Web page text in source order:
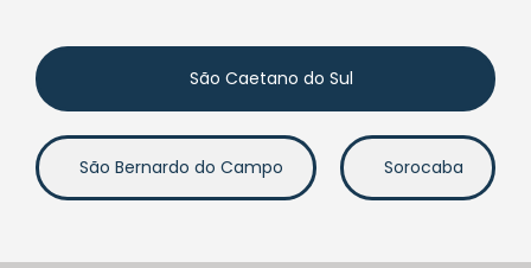
São Caetano do Sul
São Bernardo do Campo Sorocaba